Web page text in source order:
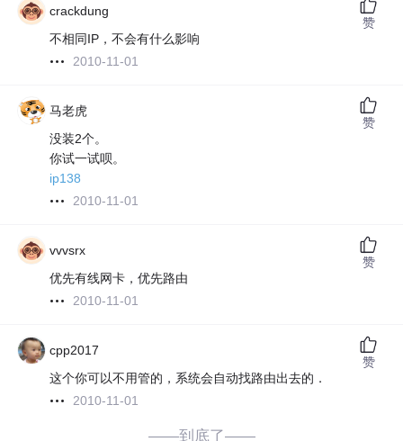
crackdung
不相同IP，不会有什么影响
2010-11-01
赞
马老虎
没装2个。
你试一试呗。
ip138
2010-11-01
赞
vvvsrx
优先有线网卡，优先路由
2010-11-01
赞
cpp2017
这个你可以不用管的，系统会自动找路由出去的．
2010-11-01
赞
——到底了——